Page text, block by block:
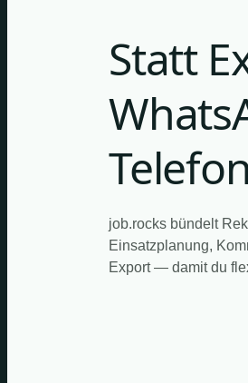
Statt
job.rocks bündelt
Einsatzplanung,
Export — damit du